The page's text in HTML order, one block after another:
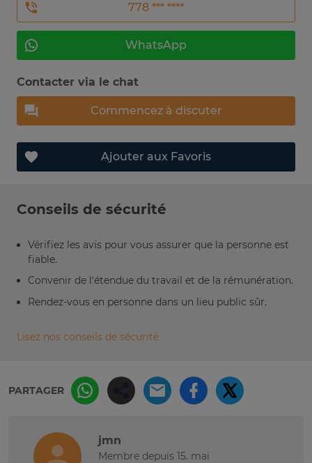
778 *** ****
WhatsApp
Contacter via le chat
Commencez à discuter
Ajouter aux Favoris
Conseils de sécurité
Vérifiez les avis pour vous assurer que la personne est
fiable.
Convenir de l’étendue du travail et de la rémunération.
Rendez-vous en personne dans un lieu public sûr.
Lisez nos conseils de sécurité
PARTAGER
jmn
Membre depuis 15. mai